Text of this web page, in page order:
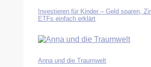
Investieren für Kinder – Geld sparen,
ETFs einfach erklärt
Anna und die Traumwelt